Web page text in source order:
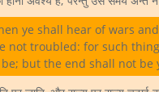
ye shall hear of wars
not troubled: for such
be; but the end shall not be